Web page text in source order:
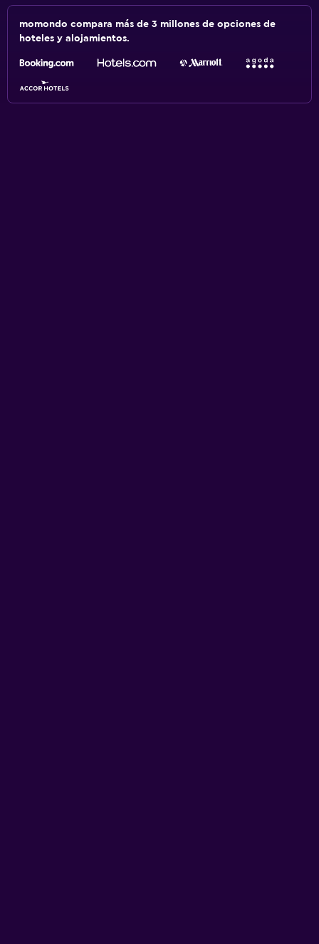
momondo compara más de 3 millones de opciones de
hoteles y alojamientos.